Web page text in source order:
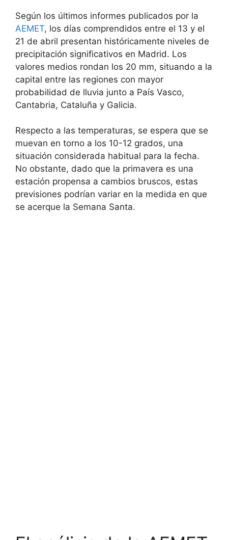
Según los últimos informes publicados por la
AEMET, los días comprendidos entre el 13 y el
21 de abril presentan históricamente niveles de
precipitación significativos en Madrid. Los
valores medios rondan los 20 mm, situando a la
capital entre las regiones con mayor
probabilidad de lluvia junto a País Vasco,
Cantabria, Cataluña y Galicia.
Respecto a las temperaturas, se espera que se
muevan en torno a los 10-12 grados, una
situación considerada habitual para la fecha.
No obstante, dado que la primavera es una
estación propensa a cambios bruscos, estas
previsiones podrían variar en la medida en que
se acerque la Semana Santa.